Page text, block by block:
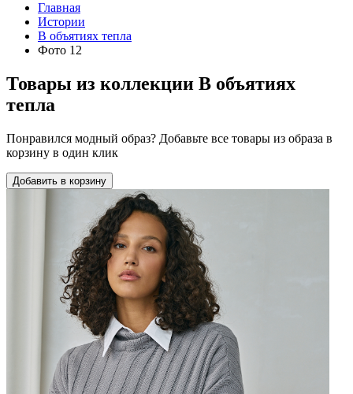
Главная
Истории
В объятиях тепла
Фото 12
Товары из коллекции В объятиях
тепла
Понравился модный образ? Добавьте все товары из образа в
корзину в один клик
Добавить в корзину